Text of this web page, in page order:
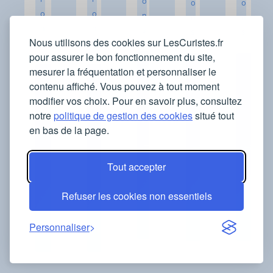
Nous utilisons des cookies sur LesCuristes.fr
pour assurer le bon fonctionnement du site,
mesurer la fréquentation et personnaliser le
contenu affiché. Vous pouvez à tout moment
modifier vos choix. Pour en savoir plus, consultez
notrepolitique de gestion des cookiessitué tout
en bas de la page.
Tout accepter
Refuser les cookies non essentiels
Personnaliser
o
s
I
n
f
o
r
m
o
n
o
s
I
n
f
o
r
m
a
i
o
n
I
n
f
o
r
a
t
o
n
o
n
a
o
n
o
n